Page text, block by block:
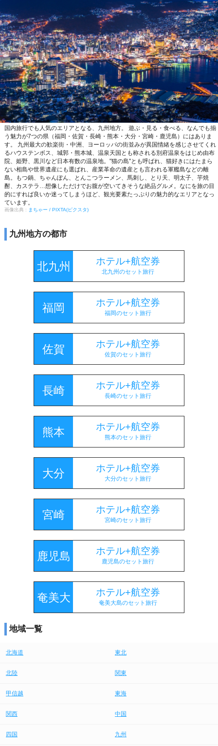
国内旅行でも人気のエリアとなる、九州地方。 遊ぶ・見る・食べる、なんでも揃
う魅力が7つの県（福岡・佐賀・長崎・熊本・大分・宮崎・鹿児島）にはありま
す。 九州最大の歓楽街・中洲、ヨーロッパの街並みが異国情緒を感じさせてくれ
るハウステンボス、城郭・熊本城、温泉天国とも称される別府温泉をはじめ由布
院、姫野、黒川など日本有数の温泉地。"猫の島"とも呼ばれ、猫好きにはたまら
ない相島や世界遺産にも選ばれ、産業革命の遺産とも言われる軍艦島などの離
島。もつ鍋、ちゃんぽん、とんこつラーメン、馬刺し、とり天、明太子、芋焼
酎、カステラ…想像しただけでお腹が空いてきそうな絶品グルメ。なにを旅の目
的にすれば良いか迷ってしまうほど、観光要素たっぷりの魅力的なエリアとなっ
ています。
画像出典 : まちゃー / PIXTA(ピクスタ)
九州地方の都市
北九州 ホテル+航空券
北九州のセット旅行
福岡 ホテル+航空券
福岡のセット旅行
佐賀 ホテル+航空券
佐賀のセット旅行
長崎 ホテル+航空券
長崎のセット旅行
熊本 ホテル+航空券
熊本のセット旅行
大分 ホテル+航空券
大分のセット旅行
宮崎 ホテル+航空券
宮崎のセット旅行
鹿児島 ホテル+航空券
鹿児島のセット旅行
奄美大 ホテル+航空券
奄美大島のセット旅行
地域一覧
北海道 東北
北陸 関東
甲信越 東海
関西 中国
四国 九州